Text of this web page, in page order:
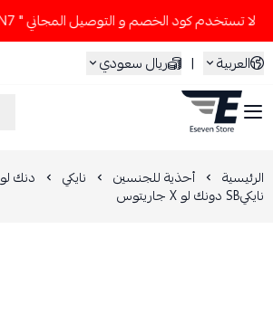
لا تستخدم كود الخصم و التوصيل المجاني " N7 " إلا إذا طلبت قطعتين أو أكثر 👀🔥
العربية
| ريال سعودي
ESEVEN STORE
الرئيسية أحذية للجنسين نايكي دنك لو
نايكيSB دونك لو X جاريتوس